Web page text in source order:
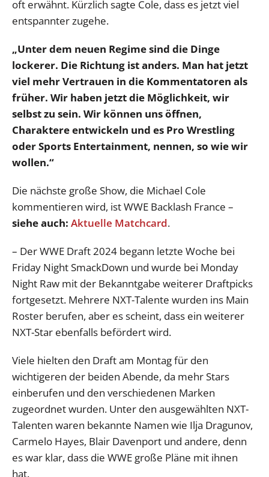
oft erwähnt. Kürzlich sagte Cole, dass es jetzt viel
entspannter zugehe.
„Unter dem neuen Regime sind die Dinge
lockerer. Die Richtung ist anders. Man hat jetzt
viel mehr Vertrauen in die Kommentatoren als
früher. Wir haben jetzt die Möglichkeit, wir
selbst zu sein. Wir können uns öffnen,
Charaktere entwickeln und es Pro Wrestling
oder Sports Entertainment, nennen, so wie wir
wollen.“
Die nächste große Show, die Michael Cole
kommentieren wird, ist WWE Backlash France –
siehe auch: Aktuelle Matchcard.
– Der WWE Draft 2024 begann letzte Woche bei
Friday Night SmackDown und wurde bei Monday
Night Raw mit der Bekanntgabe weiterer Draftpicks
fortgesetzt. Mehrere NXT-Talente wurden ins Main
Roster berufen, aber es scheint, dass ein weiterer
NXT-Star ebenfalls befördert wird.
Viele hielten den Draft am Montag für den
wichtigeren der beiden Abende, da mehr Stars
einberufen und den verschiedenen Marken
zugeordnet wurden. Unter den ausgewählten NXT-
Talenten waren bekannte Namen wie Ilja Dragunov,
Carmelo Hayes, Blair Davenport und andere, denn
es war klar, dass die WWE große Pläne mit ihnen
hat.